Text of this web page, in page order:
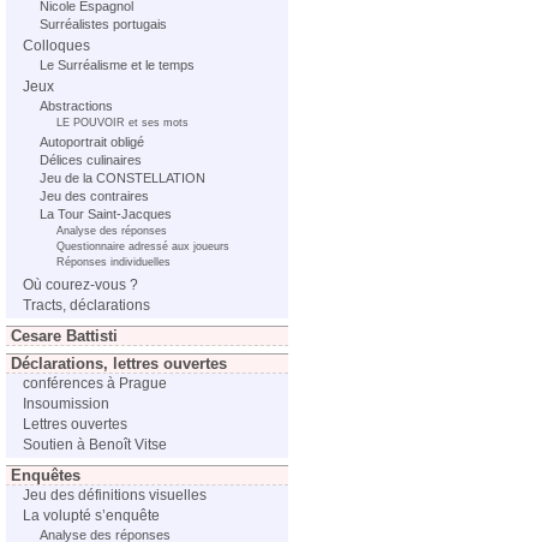
Nicole Espagnol
Surréalistes portugais
Colloques
Le Surréalisme et le temps
Jeux
Abstractions
LE POUVOIR et ses mots
Autoportrait obligé
Délices culinaires
Jeu de la CONSTELLATION
Jeu des contraires
La Tour Saint-Jacques
Analyse des réponses
Questionnaire adressé aux joueurs
Réponses individuelles
Où courez-vous ?
Tracts, déclarations
Cesare Battisti
Déclarations, lettres ouvertes
conférences à Prague
Insoumission
Lettres ouvertes
Soutien à Benoît Vitse
Enquêtes
Jeu des définitions visuelles
La volupté s’enquête
Analyse des réponses